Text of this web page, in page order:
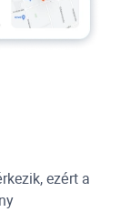
ezért a